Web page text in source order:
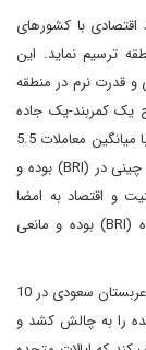
با کشورهای
ترسیم نماید. این
قدرت نرم در منطقه
یک کمربند-یک جاده
(BRI) تکیه داشته است. چنانچه عربستان در سال 2022، با میانگین معاملات 5.5
میلیارد دلاری بزرگترین دریافت کننده سرمایه گذاری های چینی در (BRI) بوده و
و اقتصاد به امضا
رساندند. مسلم آن که (IMEC) وزنه ای در سد کردن راه (BRI) بوده و مانعی
علاوه بر آن میانجیگری چین در عادی سازی روابط ایران و عربستان سعودی در 10
متحده را به چالش کشد و